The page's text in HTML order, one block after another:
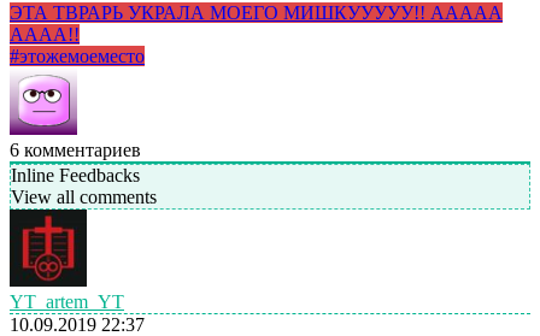
ЭТА ТВРАРЬ УКРАЛА МОЕГО МИШКУУУУУ!! ААААА
АААА!!
#этожемоеместо
6 комментариев
Inline Feedbacks
View all comments
YT_artem_YT
10.09.2019 22:37